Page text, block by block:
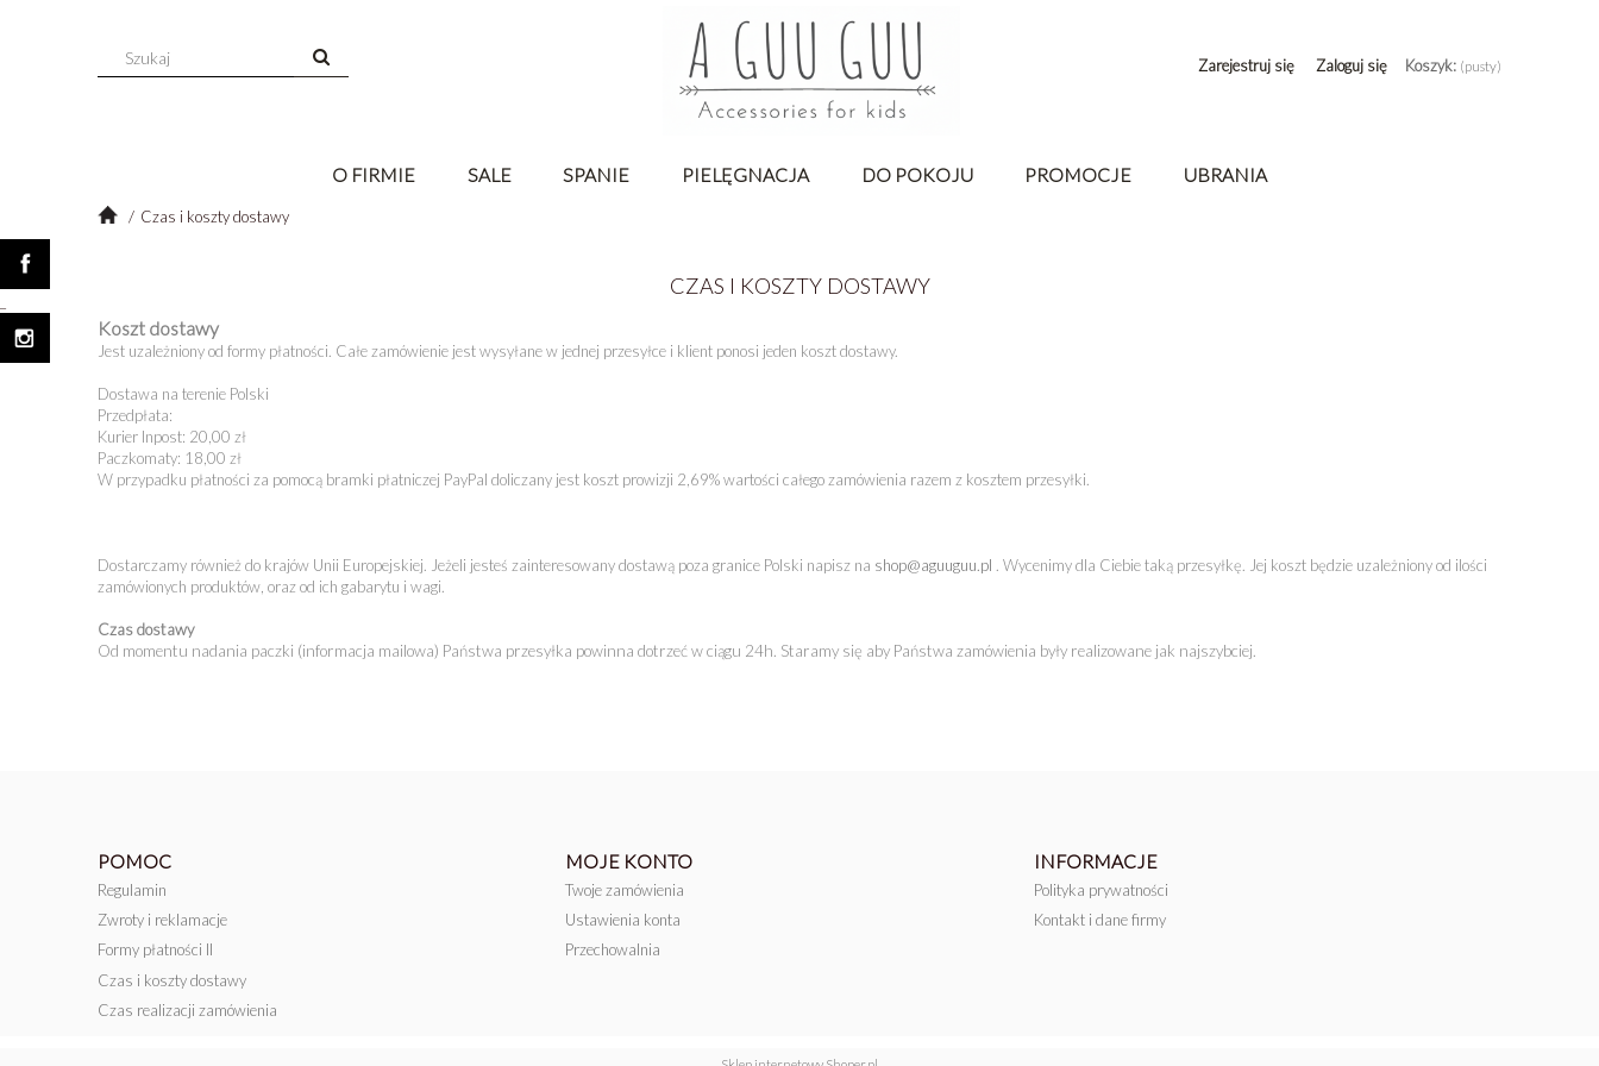
Zarejestruj się Zaloguj się Koszyk: (pusty)
O FIRMIE SALE SPANIE PIELĘGNACJA DO POKOJU PROMOCJE UBRANIA
Czas i koszty dostawy
CZAS I KOSZTY DOSTAWY
Koszt dostawy
Jest uzależniony od formy płatności. Całe zamówienie jest wysyłane w jednej przesyłce i klient ponosi jeden koszt dostawy.
Dostawa na terenie Polski
Przedpłata:
Kurier Inpost: 20,00 zł
Paczkomaty: 18,00 zł
W przypadku płatności za pomocą bramki płatniczej PayPal doliczany jest koszt prowizji 2,69% wartości całego zamówienia razem z kosztem przesyłki.
Dostarczamy również do krajów Unii Europejskiej. Jeżeli jesteś zainteresowany dostawą poza granice Polski napisz na shop@aguuguu.pl . Wycenimy dla Ciebie taką przesyłkę. Jej koszt będzie uzależniony od ilości
zamówionych produktów, oraz od ich gabarytu i wagi.
Czas dostawy
Od momentu nadania paczki (informacja mailowa) Państwa przesyłka powinna dotrzeć w ciągu 24h. Staramy się aby Państwa zamówienia były realizowane jak najszybciej.
POMOC
Regulamin
Zwroty i reklamacje
Formy płatności II
Czas i koszty dostawy
Czas realizacji zamówienia
MOJE KONTO
Twoje zamówienia
Ustawienia konta
Przechowalnia
INFORMACJE
Polityka prywatności
Kontakt i dane firmy